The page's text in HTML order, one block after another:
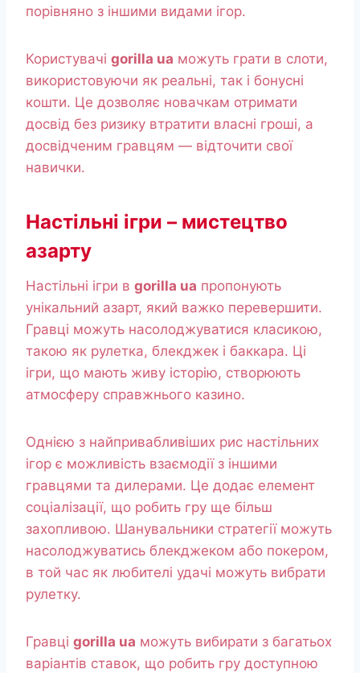
порівняно з іншими видами ігор.
Користувачі gorilla ua можуть грати в слоти,
використовуючи як реальні, так і бонусні
кошти. Це дозволяє новачкам отримати
досвід без ризику втратити власні гроші, а
досвідченим гравцям — відточити свої
навички.
Настільні ігри – мистецтво
азарту
Настільні ігри в gorilla ua пропонують
унікальний азарт, який важко перевершити.
Гравці можуть насолоджуватися класикою,
такою як рулетка, блекджек і баккара. Ці
ігри, що мають живу історію, створюють
атмосферу справжнього казино.
Однією з найпривабливіших рис настільних
ігор є можливість взаємодії з іншими
гравцями та дилерами. Це додає елемент
соціалізації, що робить гру ще більш
захопливою. Шанувальники стратегії можуть
насолоджуватись блекджеком або покером,
в той час як любителі удачі можуть вибрати
рулетку.
Гравці gorilla ua можуть вибирати з багатьох
варіантів ставок, що робить гру доступною